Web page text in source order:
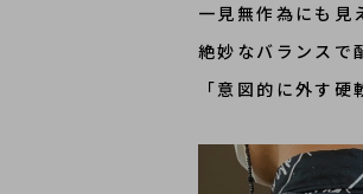
一見無作為にも見
絶妙なバランスで
「意図的に外す